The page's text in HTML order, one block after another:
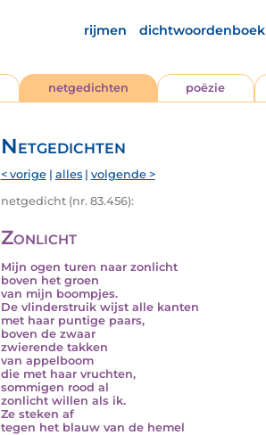
rijmen dichtwoordenboek
netgedichten poëzie
Netgedichten
< vorige| alles| volgende >
netgedicht (nr. 83.456):
Zonlicht
Mijn ogen turen naar zonlicht
boven het groen
van mijn boompjes.
De vlinderstruik wijst alle kanten
met haar puntige paars,
boven de zwaar
zwierende takken
van appelboom
die met haar vruchten,
sommigen rood al
zonlicht willen als ik.
Ze steken af
tegen het blauw van de hemel